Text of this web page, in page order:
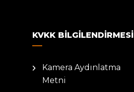
KVKK BILGILENDIRMESI
Kamera Aydınlatma
Metni